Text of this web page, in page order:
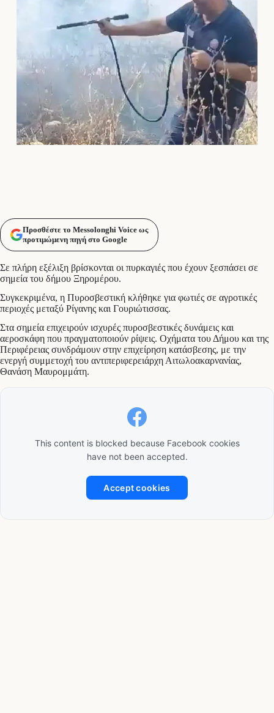
Προσθέστε το Messolonghi Voice ως
προτιμώμενη πηγή στο Google
Σε πλήρη εξέλιξη βρίσκονται οι πυρκαγιές που έχουν ξεσπάσει σε
σημεία του δήμου Ξηρομέρου.
Συγκεκριμένα, η Πυροσβεστική κλήθηκε για φωτιές σε αγροτικές
περιοχές μεταξύ Ρίγανης και Γουριώτισσας.
Στα σημεία επιχειρούν ισχυρές πυροσβεστικές δυνάμεις και
αεροσκάφη που πραγματοποιούν ρίψεις. Οχήματα του Δήμου και της
Περιφέρειας συνδράμουν στην επιχείρηση κατάσβεσης, με την
ενεργή συμμετοχή του αντιπεριφερειάρχη Αιτωλοακαρνανίας,
Θανάση Μαυρομμάτη.
This content is blocked because Facebook cookies
have not been accepted.
Accept cookies